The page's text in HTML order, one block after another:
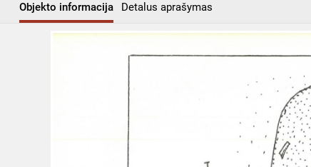
Objekto informacija Detalus aprašymas